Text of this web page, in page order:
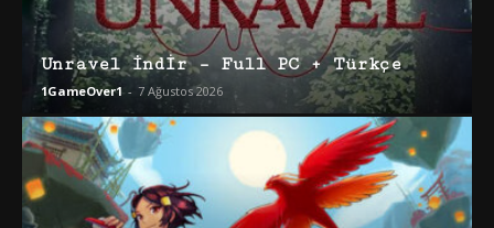
Unravel İndir – Full PC + Türkçe
1GameOver1 - 7 Ağustos 2026